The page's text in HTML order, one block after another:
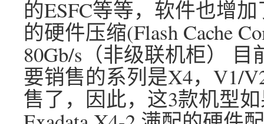
的ESFC等等，软件也增
的硬件压缩(Flash Cache
80Gb/s（非级联机柜）
要销售的系列是X4，V1/
售了，因此，这3款机型